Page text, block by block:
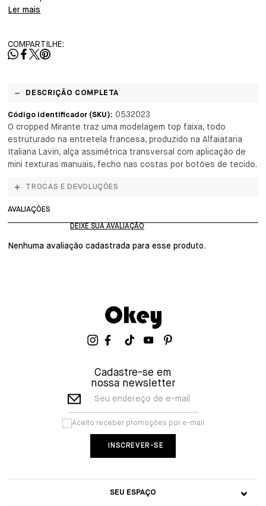
Ler mais
COMPARTILHE:
DESCRIÇÃO COMPLETA
Código identificador (SKU): 0532023
O cropped Mirante traz uma modelagem top faixa, todo
estruturado na entretela francesa, produzido na Alfaiataria
Italiana Lavin, alça assimétrica transversal com aplicação de
mini texturas manuais, fecho nas costas por botões de tecido.
TROCAS E DEVOLUÇÕES
AVALIAÇÕES
Nenhuma avaliação cadastrada para esse produto.
Cadastre-se em
nossa newsletter
Seu endereço de e-mail
Aceito receber promoções por e-mail
SEU ESPAÇO